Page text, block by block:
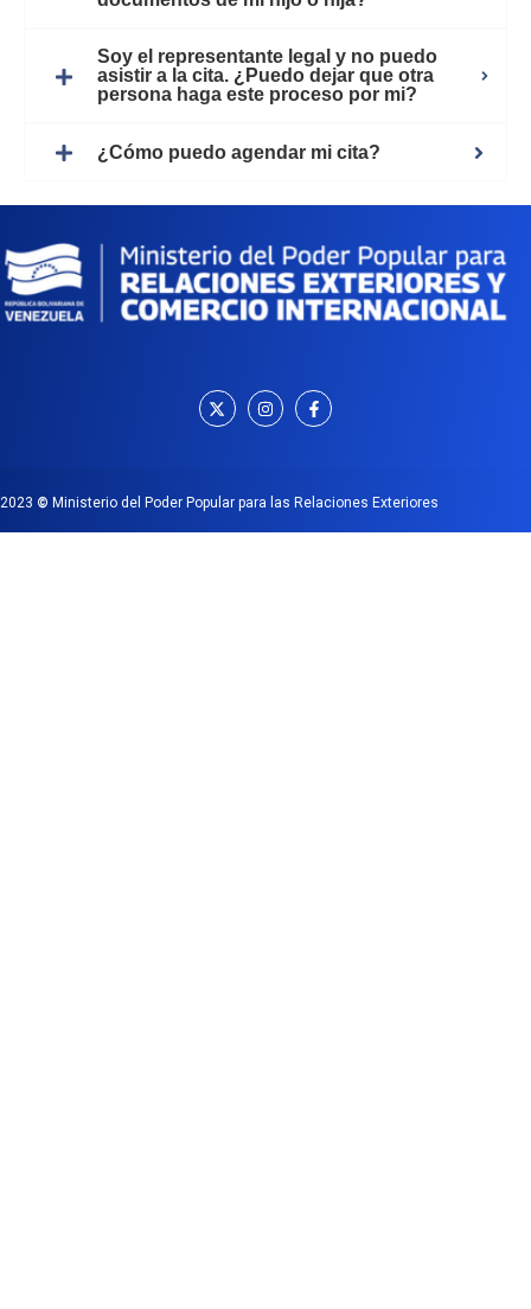
Soy el representante legal y no puedo
asistir a la cita. ¿Puedo dejar que otra
persona haga este proceso por mi?
¿Cómo puedo agendar mi cita?
2023 © Ministerio del Poder Popular para las Relaciones Exteriores